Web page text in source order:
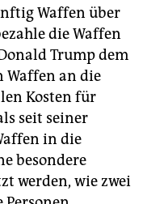
Waffen über
die Waffen
Trump dem
Waffen an die
Kosten für
seit seiner
in die
besondere
werden, wie zwei